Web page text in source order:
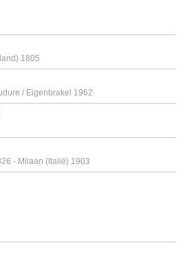
1805
/ Eigenbrakel 1962
- Milaan (Italië) 1903